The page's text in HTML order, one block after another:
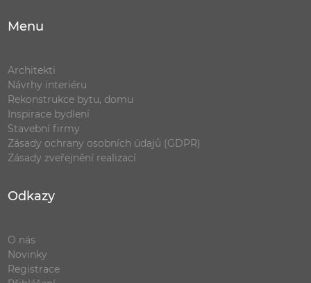
Menu
Architekti
Návrhy interiéru
Rekonstrukce bytu, domu
Inspirace bydlení
Stavební firmy
Zásady ochrany osobních údajů (GDPR)
Zásady zveřejnění realizací
Odkazy
O nás
Novinky
Registrace